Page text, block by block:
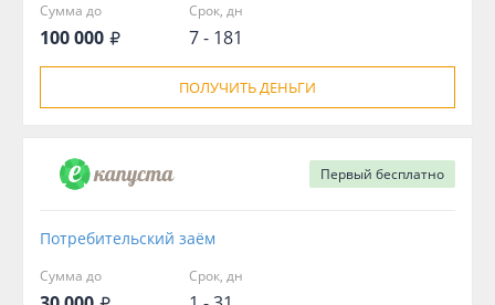
Сумма до
100 000
Срок, дн
7 - 181
ПОЛУЧИТЬ ДЕНЬГИ
Первый бесплатно
Потребительский заём
Сумма до Срок, дн